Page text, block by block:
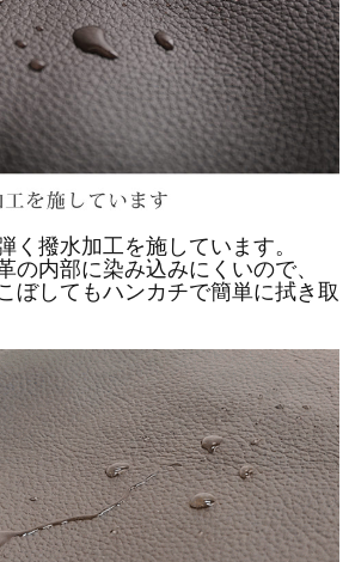
く撥水加工を施しています。
の内部に染み込みにくいので、
ぼしてもハンカチで簡単に拭き取